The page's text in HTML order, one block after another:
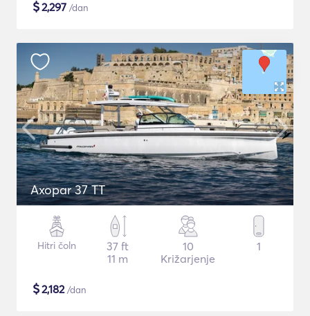
$2,297 /dan
Axopar 37 TT
Hitri čoln
37 ft
11 m
10
Križarjenje
1
$2,182/dan